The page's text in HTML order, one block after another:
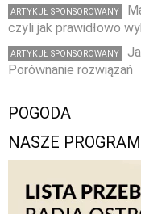
ARTYKUŁ SPONSOROWANY
czyli jak prawidłowo
ARTYKUŁ SPONSOROWANY
Porównanie rozwiązań
POGODA
NASZE